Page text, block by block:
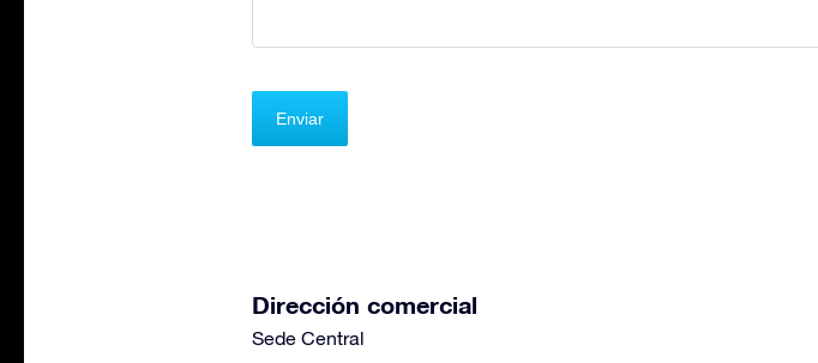
Dirección comercial
Sede Central